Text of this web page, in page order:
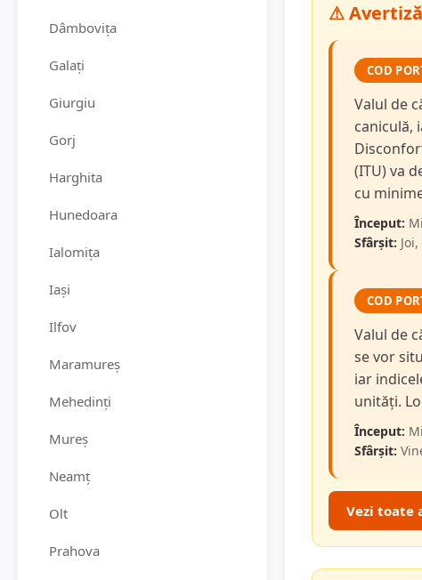
Dâmbovița
Galați
Giurgiu
Gorj
Harghita
Hunedoara
Ialomița
Iași
Ilfov
Maramureș
Mehedinți
Mureș
Neamț
Olt
Prahova
⚠
COD
Valul de
caniculă,
(ITU) va
cu
Început:
Sfârșit:
COD
Valul de
se vor
iar
unități.
Început:
Sfârșit:
Vezi toate